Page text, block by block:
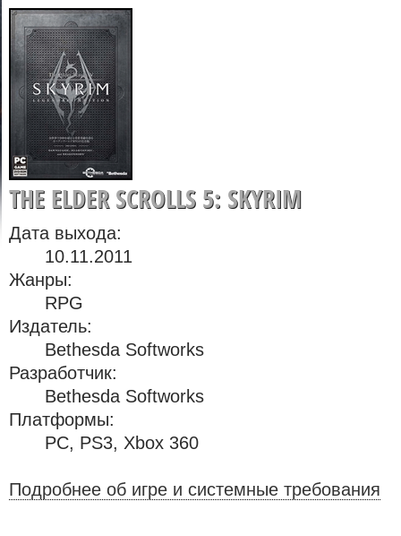
THE ELDER SCROLLS 5: SKYRIM
Дата выхода:
10.11.2011
Жанры:
RPG
Издатель:
Bethesda Softworks
Разработчик:
Bethesda Softworks
Платформы:
PC, PS3, Xbox 360
Подробнее об игре и системные требования